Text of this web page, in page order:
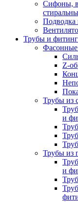
Сифоны,
Подводка
Трубы и
Фасонные
Z-
Трубы из
и
Трубы из
и